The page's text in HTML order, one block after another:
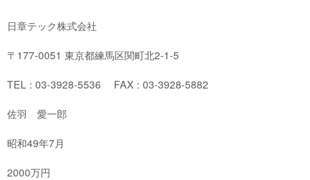
日章テック株式会社
〒177-0051 東京都練馬区関町北2-1-5
TEL : 03-3928-5536 FAX : 03-3928-5882
佐羽 愛一郎
昭和49年7月
2000万円